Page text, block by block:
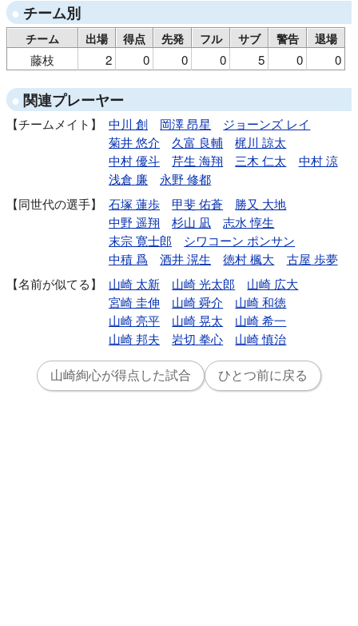
チーム別
チーム 出場 得点 先発 フル サブ 警告 退場
藤枝 2 0 0 0 5 0 0
関連プレーヤー
チームメイト 中川 創 岡澤 昂星
ジョーンズ レイ
菊井 悠介
久富 良輔
梶川 諒太
中村 優斗
芹生 海翔 三木 仁太
中村 涼
浅倉 廉
永野 修都
同世代の選手
石塚 蓮歩 甲斐 佑蒼
勝又 大地
中野 遥翔
杉山 凪
志水 惇生
末宗 寛士郎
シワコーン ポンサン
中積 爲
酒井 滉生 徳村 楓大
古屋 歩夢
名前が似てる
山崎 太新 山崎 光太郎
山崎 広大
宮崎 圭伸
山崎 舜介
山崎 和徳
山崎 亮平
山崎 晃太
山崎 希一
山崎 邦夫
岩切 拳心 山崎 慎治
山崎絢心が得点した試合 ひとつ前に戻る